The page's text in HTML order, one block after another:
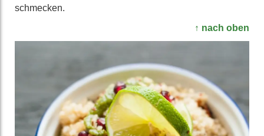
schmecken.
↑ nach oben